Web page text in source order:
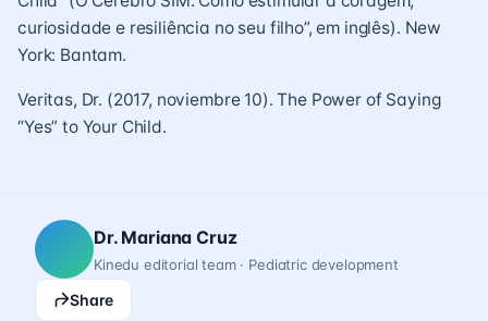
curiosidade e resiliência no seu filho”, em inglês). New
York: Bantam.
Veritas, Dr. (2017, noviembre 10). The Power of Saying
“Yes” to Your Child.
Dr. Mariana Cruz
Kinedu editorial team · Pediatric development
Share